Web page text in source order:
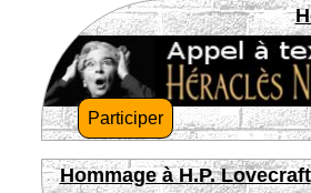
Participer
Hommage à H.P. Lovecraft